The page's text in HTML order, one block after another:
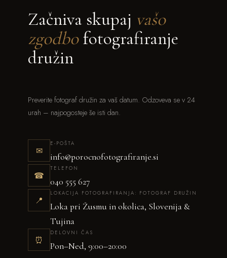
Začniva skupaj vašo
zgodbofotografiranje
družin
Preverite fotograf družin za vaš datum. Odzoveva se v 24
urah – najpogosteje še isti dan.
✉
E-POŠTA
info@porocnofotografiranje.si
☎
TELEFON
040 555 627
📍
LOKACIJA FOTOGRAFIRANJA: FOTOGRAF DRUŽIN
Loka pri Žusmu in okolica, Slovenija &
Tujina
⏰
DELOVNI ČAS
Pon–Ned, 9:00–20:00